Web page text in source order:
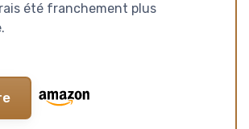
été franchement plus